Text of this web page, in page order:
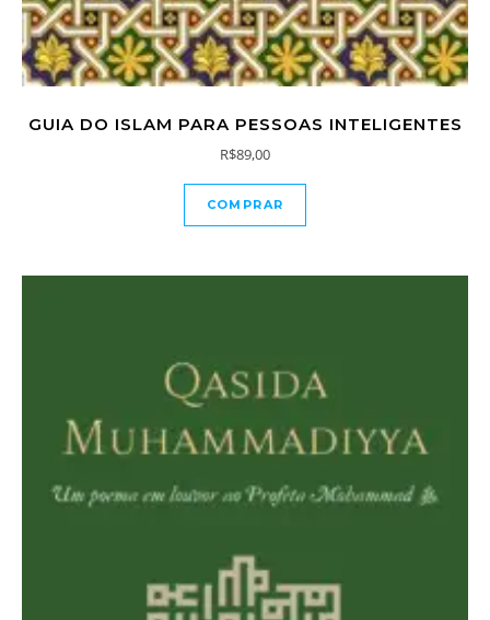
GUIA DO ISLAM PARA PESSOAS INTELIGENTES
R$89,00
COMPRAR